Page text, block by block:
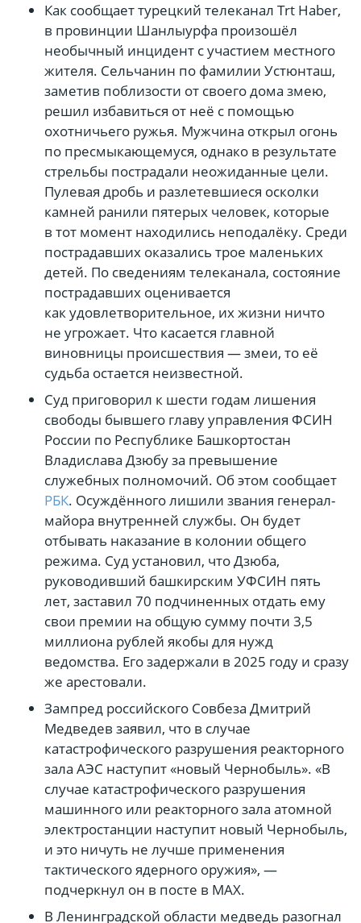
Как сообщает турецкий телеканал Trt Haber,
в провинции Шанлыурфа произошёл
необычный инцидент с участием местного
жителя. Сельчанин по фамилии Устюнташ,
заметив поблизости от своего дома змею,
решил избавиться от неё с помощью
охотничьего ружья. Мужчина открыл огонь
по пресмыкающемуся, однако в результате
стрельбы пострадали неожиданные цели.
Пулевая дробь и разлетевшиеся осколки
камней ранили пятерых человек, которые
в тот момент находились неподалёку. Среди
пострадавших оказались трое маленьких
детей. По сведениям телеканала, состояние
пострадавших оценивается
как удовлетворительное, их жизни ничто
не угрожает. Что касается главной
виновницы происшествия — змеи, то её
судьба остается неизвестной.
Суд приговорил к шести годам лишения
свободы бывшего главу управления ФСИН
России по Республике Башкортостан
Владислава Дзюбу за превышение
служебных полномочий. Об этом сообщает
РБК. Осуждённого лишили звания генерал-
майора внутренней службы. Он будет
отбывать наказание в колонии общего
режима. Суд установил, что Дзюба,
руководивший башкирским УФСИН пять
лет, заставил 70 подчиненных отдать ему
свои премии на общую сумму почти 3,5
миллиона рублей якобы для нужд
ведомства. Его задержали в 2025 году и сразу
же арестовали.
Зампред российского Совбеза Дмитрий
Медведев заявил, что в случае
катастрофического разрушения реакторного
зала АЭС наступит «новый Чернобыль». «В
случае катастрофического разрушения
машинного или реакторного зала атомной
электростанции наступит новый Чернобыль,
и это ничуть не лучше применения
тактического ядерного оружия», —
подчеркнул он в посте в MAX.
В Ленинградской области медведь разогнал